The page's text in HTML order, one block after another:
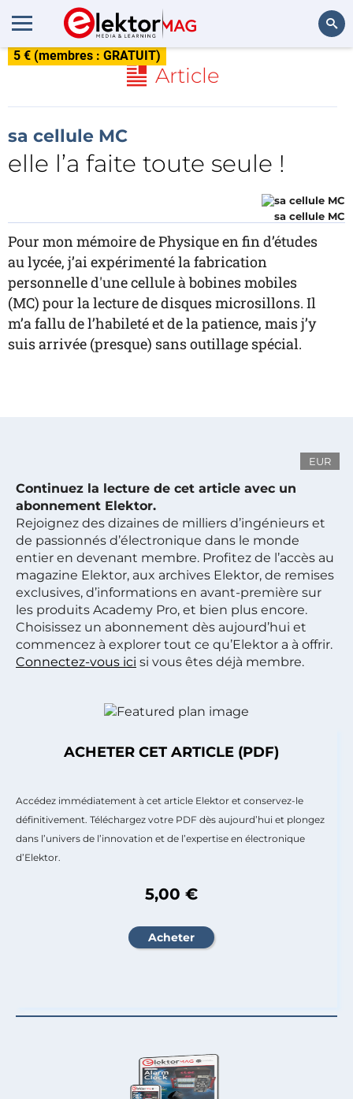
5 € (membres : GRATUIT)
Article
sa cellule MC
elle l’a faite toute seule !
sa cellule MC
Pour mon mémoire de Physique en fin d’études
au lycée, j’ai expérimenté la fabrication
personnelle d'une cellule à bobines mobiles
(MC) pour la lecture de disques microsillons. Il
m’a fallu de l’habileté et de la patience, mais j’y
suis arrivée (presque) sans outillage spécial.
EUR
Continuez la lecture de cet article avec un
abonnement Elektor.
Rejoignez des dizaines de milliers d’ingénieurs et
de passionnés d’électronique dans le monde
entier en devenant membre. Profitez de l’accès au
magazine Elektor, aux archives Elektor, de remises
exclusives, d’informations en avant-première sur
les produits Academy Pro, et bien plus encore.
Choisissez un abonnement dès aujourd’hui et
commencez à explorer tout ce qu’Elektor a à offrir.
Connectez-vous ici si vous êtes déjà membre.
ACHETER CET ARTICLE (PDF)
Accédez immédiatement à cet article Elektor et conservez-le
définitivement. Téléchargez votre PDF dès aujourd’hui et plongez
dans l’univers de l’innovation et de l’expertise en électronique
d’Elektor.
5,00 €